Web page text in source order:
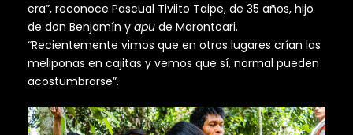
era”, reconoce Pascual Tiviito Taipe, de 35 años, hijo
de don Benjamín y apu de Marontoari.
“Recientemente vimos que en otros lugares crían las
meliponas en cajitas y vemos que sí, normal pueden
acostumbrarse”.